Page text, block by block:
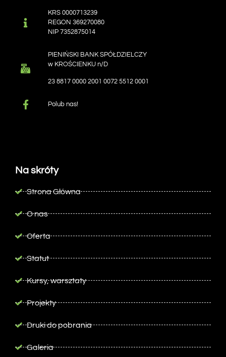
KRS 0000713239
REGON 369270080
NIP 7352875014
PIENIŃSKI BANK SPÓŁDZIELCZY
w KROŚCIENKU n/D
23 8817 0000 2001 0072 5512 0001
Polub nas!
Na skróty
Strona Główna
O nas
Oferta
Statut
Kursy, warsztaty
Projekty
Druki do pobrania
Galeria